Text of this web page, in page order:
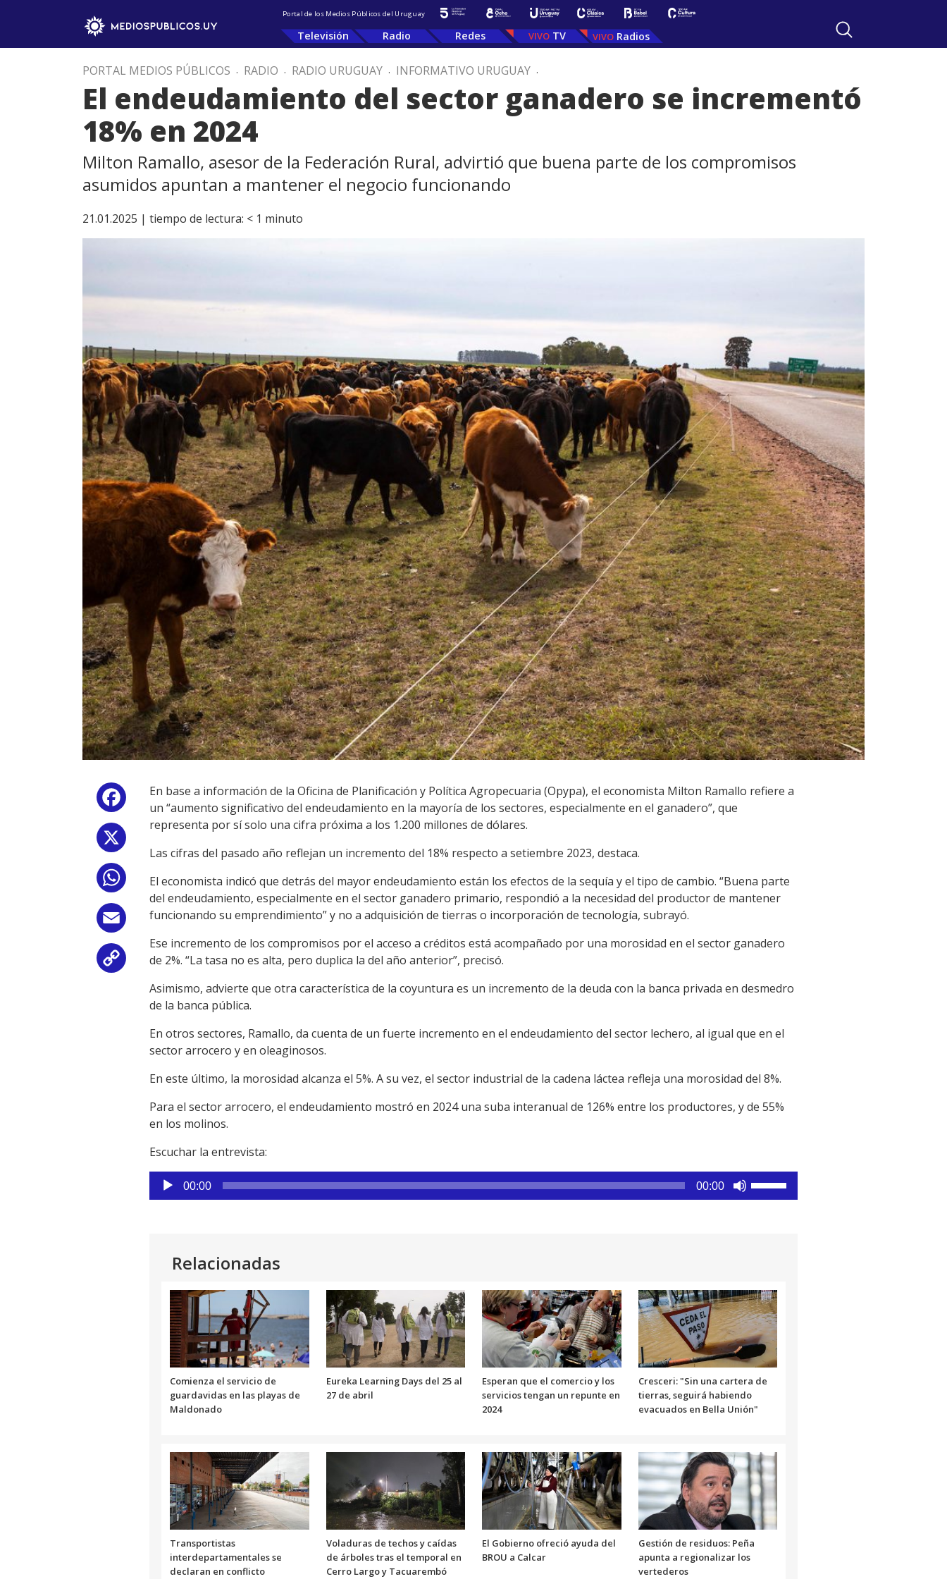
Portal de los Medios Públicos del Uruguay
Televisión Radio Redes TV Radios
PORTAL MEDIOS PÚBLICOS . RADIO . RADIO URUGUAY . INFORMATIVO URUGUAY .
El endeudamiento del sector ganadero se incrementó
18% en 2024
Milton Ramallo, asesor de la Federación Rural, advirtió que buena parte de los compromisos
asumidos apuntan a mantener el negocio funcionando
21.01.2025 | tiempo de lectura: < 1 minuto
Facebook
WhatsApp
Email
Copy
Link
En base a información de la Oficina de Planificación y Política Agropecuaria (Opypa), el economista Milton Ramallo refiere a
un “aumento significativo del endeudamiento en la mayoría de los sectores, especialmente en el ganadero”, que
representa por sí solo una cifra próxima a los 1.200 millones de dólares.
Las cifras del pasado año reflejan un incremento del 18% respecto a setiembre 2023, destaca.
El economista indicó que detrás del mayor endeudamiento están los efectos de la sequía y el tipo de cambio. “Buena parte
del endeudamiento, especialmente en el sector ganadero primario, respondió a la necesidad del productor de mantener
funcionando su emprendimiento” y no a adquisición de tierras o incorporación de tecnología, subrayó.
Ese incremento de los compromisos por el acceso a créditos está acompañado por una morosidad en el sector ganadero
de 2%. “La tasa no es alta, pero duplica la del año anterior”, precisó.
Asimismo, advierte que otra característica de la coyuntura es un incremento de la deuda con la banca privada en desmedro
de la banca pública.
En otros sectores, Ramallo, da cuenta de un fuerte incremento en el endeudamiento del sector lechero, al igual que en el
sector arrocero y en oleaginosos.
En este último, la morosidad alcanza el 5%. A su vez, el sector industrial de la cadena láctea refleja una morosidad del 8%.
Para el sector arrocero, el endeudamiento mostró en 2024 una suba interanual de 126% entre los productores, y de 55%
en los molinos.
Escuchar la entrevista:
Reproductor
de
00:00 00:00
aumentar
o
disminuir
el
volumen.
Relacionadas
Comienza el servicio de
guardavidas en las playas de
Maldonado
Eureka Learning Days del 25 al
27 de abril
Esperan que el comercio y los
servicios tengan un repunte en
2024
Cresceri: "Sin una cartera de
tierras, seguirá habiendo
evacuados en Bella Unión"
Transportistas
interdepartamentales se
declaran en conflicto
Voladuras de techos y caídas
de árboles tras el temporal en
Cerro Largo y Tacuarembó
El Gobierno ofreció ayuda del
BROU a Calcar
Gestión de residuos: Peña
apunta a regionalizar los
vertederos